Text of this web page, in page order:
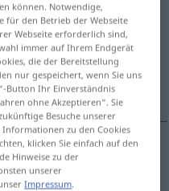
antippen)
können. Notwendige,
für den Betrieb der Webseite
Webseite erforderlich sind,
immer auf Ihrem Endgerät
die der Bereitstellung
nur gespeichert, wenn Sie uns
Button Ihr Einverständnis
ohne Akzeptieren“. Sie
Besuche unserer
zu den Cookies
klicken Sie einfach auf den
Hinweise zu der
unserer
Impressum.